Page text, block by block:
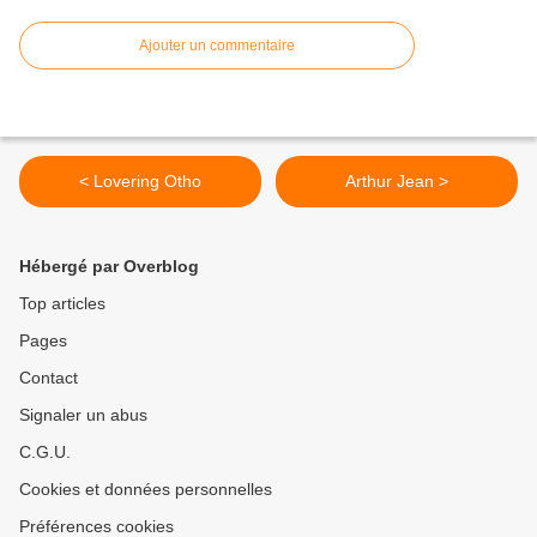
Ajouter un commentaire
< Lovering Otho Arthur Jean >
Hébergé par Overblog
Top articles
Pages
Contact
Signaler un abus
C.G.U.
Cookies et données personnelles
Préférences cookies